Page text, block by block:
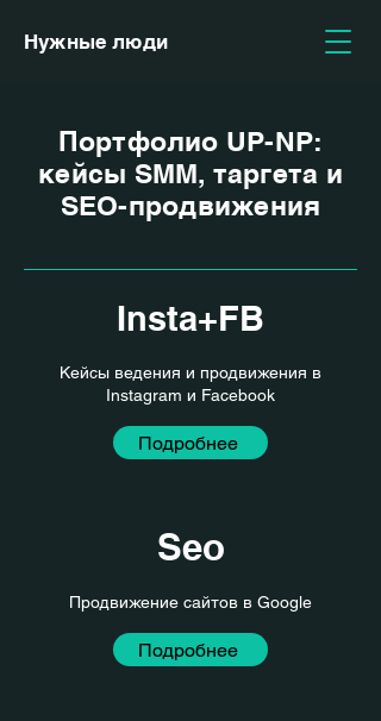
Нужные люди
Портфолио UP-NP:
кейсы SMM, таргета и
SEO-продвижения
Insta+FB
Кейсы ведения и продвижения в
Instagram и Facebook
Подробнее
Seo
Продвижение сайтов в Google
Подробнее